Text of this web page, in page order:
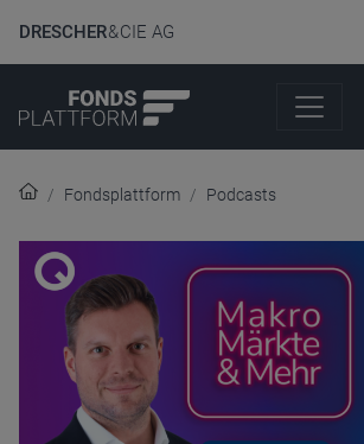
DRESCHER& CIE AG
Fondsplattform Podcasts